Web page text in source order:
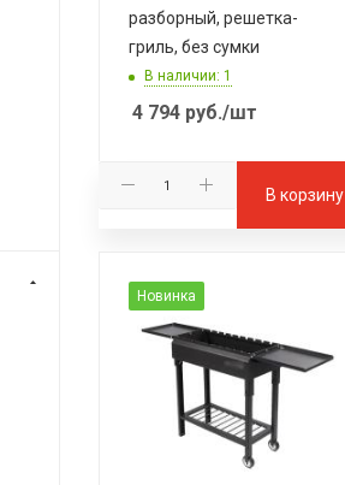
разборный, решетка-
гриль, без сумки
В наличии: 1
4 794 руб./шт
В корзину
Новинка